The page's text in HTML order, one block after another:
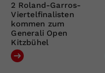
2 Roland-Garros-
Viertelfinalisten
kommen zum
Generali Open
Kitzbühel